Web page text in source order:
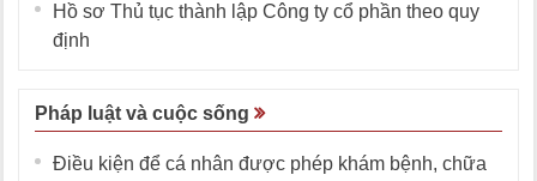
Hồ sơ Thủ tục thành lập Công ty cổ phần theo quy
định
Pháp luật và cuộc sống
Điều kiện để cá nhân được phép khám bệnh, chữa